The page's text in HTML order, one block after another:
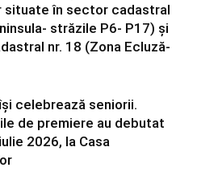
situate în sector cadastral
străzile P6- P17) și
nr. 18 (Zona Ecluză-
celebrează seniorii.
de premiere au debutat
2026, la Casa